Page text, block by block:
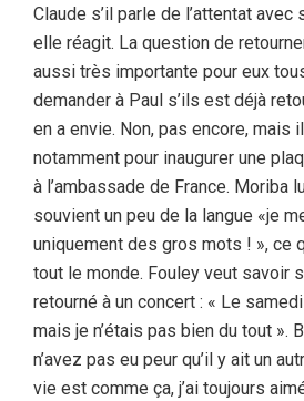
Claude s’il parle de l’attentat
elle réagit. La question de
aussi très importante pour eux
demander à Paul s’ils est déjà
en a envie. Non, pas encore, mais
notamment pour inaugurer une
à l’ambassade de France. Moriba
souvient un peu de la langue «je
uniquement des gros mots ! », ce
tout le monde. Fouley veut savoir
retourné à un concert : « Le
mais je n’étais pas bien du tout ».
n’avez pas eu peur qu’il y ait un
vie est comme ça, j’ai toujours